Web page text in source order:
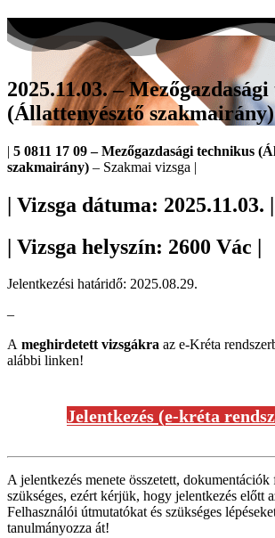
2025.11.03. –
(Állattenyésztő szakmairány)
| 5 0811 17 09 – Mezőgazdasági technikus
szakmairány) – Szakmai vizsga |
| Vizsga dátuma: 2025.11.03. |
| Vizsga helyszín: 2600 Vác |
Jelentkezési határidő: 2025.08.29.
–
A meghirdetett vizsgákra az e-Kréta
alábbi linken!
Jelentkezés (e-kréta
A jelentkezés menete összetett, dokumentációk
szükséges, ezért kérjük, hogy jelentkezés előtt
Felhasználói útmutatókat és szükséges
tanulmányozza át!